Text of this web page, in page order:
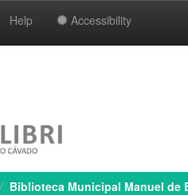
Help Accessibility
Biblioteca Municipal Manuel de